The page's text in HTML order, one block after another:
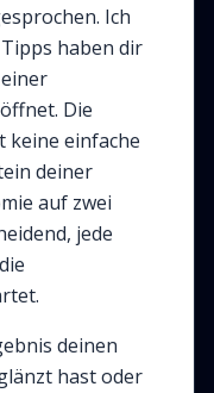
Ich
haben dir
Die
einfache
deiner
auf zwei
jede
deinen
hast oder